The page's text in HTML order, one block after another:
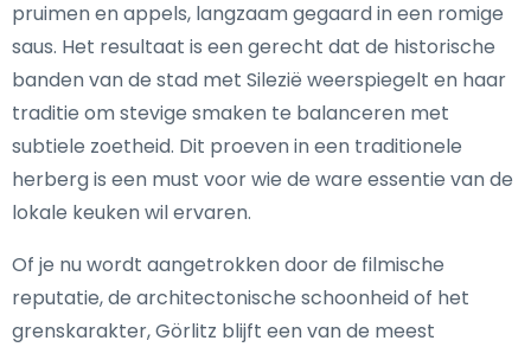
pruimen en appels, langzaam gegaard in een romige
saus. Het resultaat is een gerecht dat de historische
banden van de stad met Silezië weerspiegelt en haar
traditie om stevige smaken te balanceren met
subtiele zoetheid. Dit proeven in een traditionele
herberg is een must voor wie de ware essentie van de
lokale keuken wil ervaren.
Of je nu wordt aangetrokken door de filmische
reputatie, de architectonische schoonheid of het
grenskarakter, Görlitz blijft een van de meest